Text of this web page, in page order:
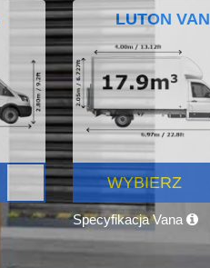
LUTON VAN
WYBIERZ
Specyfikacja Vana